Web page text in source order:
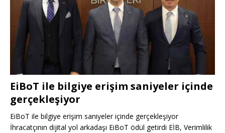
EiBoT ile bilgiye erişim saniyeler içinde
gerçekleşiyor
EiBoT ile bilgiye erişim saniyeler içinde gerçekleşiyor
İhracatçının dijital yol arkadaşı EiBoT ödül getirdi EİB, Verimlilik